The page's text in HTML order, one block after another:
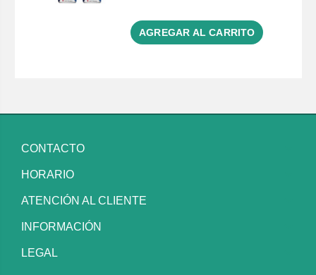
AGREGAR AL CARRITO
CONTACTO
HORARIO
ATENCIÓN AL CLIENTE
INFORMACIÓN
LEGAL